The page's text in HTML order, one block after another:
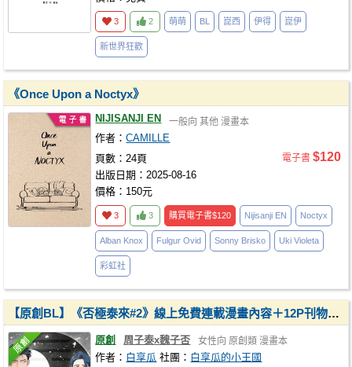
3 2 萌萌 BL 崑西 伊得 崑伊
新世界狂歡
《Once Upon a Noctyx》
NIJISANJI EN 一般向 其他 漫畫本
作者：CAMILLE
頁數：24頁
出版日期：2025-08-16
價格：150元
電子書 $120
3 3 購買電子書$120 Nijisanji EN Noctyx
Alban Knox Fulgur Ovid Sonny Brisko Uki Violeta
彩虹社
【原創BL】《否極泰來#2》線上免費連載漫畫內容＋12P刊物限定內容
原創 周子泰x魏子否 女性向 原創類 漫畫本
作者： 白享瓜 社團： 白享瓜的小王國